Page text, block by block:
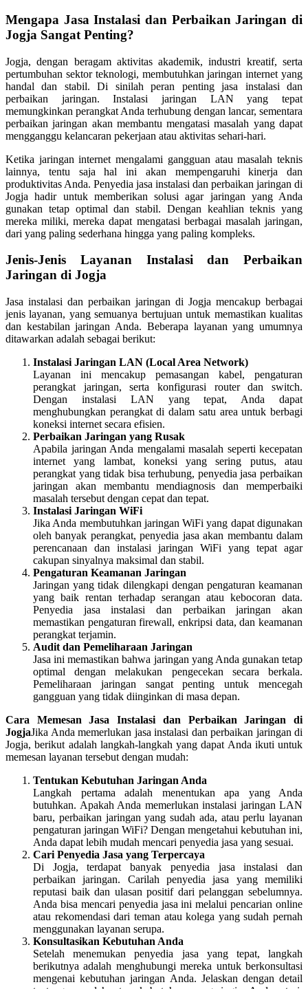
Mengapa Jasa Instalasi dan Perbaikan Jaringan di
Jogja Sangat Penting?
Jogja, dengan beragam aktivitas akademik, industri kreatif, serta
pertumbuhan sektor teknologi, membutuhkan jaringan internet yang
handal dan stabil. Di sinilah peran penting jasa instalasi dan
perbaikan jaringan. Instalasi jaringan LAN yang tepat
memungkinkan perangkat Anda terhubung dengan lancar, sementara
perbaikan jaringan akan membantu mengatasi masalah yang dapat
mengganggu kelancaran pekerjaan atau aktivitas sehari-hari.
Ketika jaringan internet mengalami gangguan atau masalah teknis
lainnya, tentu saja hal ini akan mempengaruhi kinerja dan
produktivitas Anda. Penyedia jasa instalasi dan perbaikan jaringan di
Jogja hadir untuk memberikan solusi agar jaringan yang Anda
gunakan tetap optimal dan stabil. Dengan keahlian teknis yang
mereka miliki, mereka dapat mengatasi berbagai masalah jaringan,
dari yang paling sederhana hingga yang paling kompleks.
Jenis-Jenis Layanan Instalasi dan Perbaikan
Jaringan di Jogja
Jasa instalasi dan perbaikan jaringan di Jogja mencakup berbagai
jenis layanan, yang semuanya bertujuan untuk memastikan kualitas
dan kestabilan jaringan Anda. Beberapa layanan yang umumnya
ditawarkan adalah sebagai berikut:
Instalasi Jaringan LAN (Local Area Network)
Layanan ini mencakup pemasangan kabel, pengaturan
perangkat jaringan, serta konfigurasi router dan switch.
Dengan instalasi LAN yang tepat, Anda dapat
menghubungkan perangkat di dalam satu area untuk berbagi
koneksi internet secara efisien.
Perbaikan Jaringan yang Rusak
Apabila jaringan Anda mengalami masalah seperti kecepatan
internet yang lambat, koneksi yang sering putus, atau
perangkat yang tidak bisa terhubung, penyedia jasa perbaikan
jaringan akan membantu mendiagnosis dan memperbaiki
masalah tersebut dengan cepat dan tepat.
Instalasi Jaringan WiFi
Jika Anda membutuhkan jaringan WiFi yang dapat digunakan
oleh banyak perangkat, penyedia jasa akan membantu dalam
perencanaan dan instalasi jaringan WiFi yang tepat agar
cakupan sinyalnya maksimal dan stabil.
Pengaturan Keamanan Jaringan
Jaringan yang tidak dilengkapi dengan pengaturan keamanan
yang baik rentan terhadap serangan atau kebocoran data.
Penyedia jasa instalasi dan perbaikan jaringan akan
memastikan pengaturan firewall, enkripsi data, dan keamanan
perangkat terjamin.
Audit dan Pemeliharaan Jaringan
Jasa ini memastikan bahwa jaringan yang Anda gunakan tetap
optimal dengan melakukan pengecekan secara berkala.
Pemeliharaan jaringan sangat penting untuk mencegah
gangguan yang tidak diinginkan di masa depan.
Cara Memesan Jasa Instalasi dan Perbaikan Jaringan di
JogjaJika Anda memerlukan jasa instalasi dan perbaikan jaringan di
Jogja, berikut adalah langkah-langkah yang dapat Anda ikuti untuk
memesan layanan tersebut dengan mudah:
Tentukan Kebutuhan Jaringan Anda
Langkah pertama adalah menentukan apa yang Anda
butuhkan. Apakah Anda memerlukan instalasi jaringan LAN
baru, perbaikan jaringan yang sudah ada, atau perlu layanan
pengaturan jaringan WiFi? Dengan mengetahui kebutuhan ini,
Anda dapat lebih mudah mencari penyedia jasa yang sesuai.
Cari Penyedia Jasa yang Terpercaya
Di Jogja, terdapat banyak penyedia jasa instalasi dan
perbaikan jaringan. Carilah penyedia jasa yang memiliki
reputasi baik dan ulasan positif dari pelanggan sebelumnya.
Anda bisa mencari penyedia jasa ini melalui pencarian online
atau rekomendasi dari teman atau kolega yang sudah pernah
menggunakan layanan serupa.
Konsultasikan Kebutuhan Anda
Setelah menemukan penyedia jasa yang tepat, langkah
berikutnya adalah menghubungi mereka untuk berkonsultasi
mengenai kebutuhan jaringan Anda. Jelaskan dengan detail